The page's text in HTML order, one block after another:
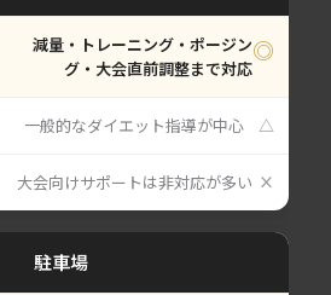
減量・トレーニング・ポージン
グ・大会直前調整まで対応
◎
一般的なダイエット指導が中心 △
大会向けサポートは非対応が多い ×
駐車場